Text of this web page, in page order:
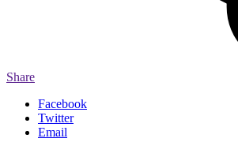
Share
Facebook
Twitter
Email